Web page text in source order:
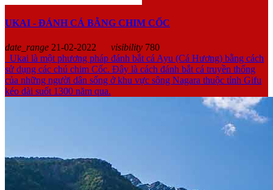
UKAI - ĐÁNH CÁ BẰNG CHIM CỐC
date_range 21-02-2022 visibility 780
Ukai là một phương pháp đánh bắt cá Ayu (Cá Hương) bằng cách
sử dụng các chú chim Cốc. Đây là cách đánh bắt cá truyền thống
của những người dân sống ở khu vực sông Nagara thuộc tỉnh Gifu
kéo dài suốt 1300 năm qua.